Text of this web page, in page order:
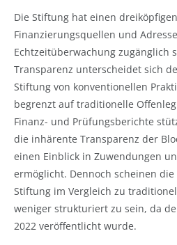
Die Stiftung hat einen
Finanzierungsquellen und
Echtzeitüberwachung zugänglich
Transparenz unterscheidet sich
Stiftung von konventionellen
begrenzt auf traditionelle
Finanz- und Prüfungsberichte
die inhärente Transparenz der
einen Einblick in Zuwendungen
ermöglicht. Dennoch scheinen die
Stiftung im Vergleich zu
weniger strukturiert zu sein, da
2022 veröffentlicht wurde.